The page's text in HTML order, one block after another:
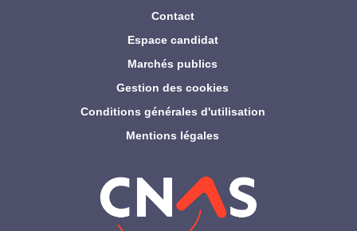
Contact
Espace candidat
Marchés publics
Gestion des cookies
Conditions générales d'utilisation
Mentions légales